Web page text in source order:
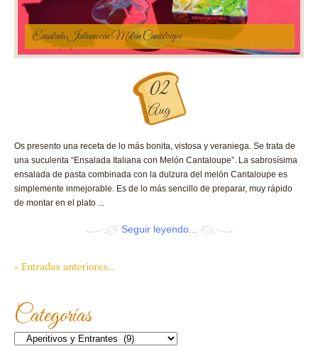
Ensalada Italiana con Melón Cantaloupe
02
Aug
Os presento una receta de lo más bonita, vistosa y veraniega. Se trata de
una suculenta “Ensalada Italiana con Melón Cantaloupe”. La sabrosísima
ensalada de pasta combinada con la dulzura del melón Cantaloupe es
simplemente inmejorable. Es de lo más sencillo de preparar, muy rápido
de montar en el plato ...
Seguir leyendo...
« Entradas anteriores...
Categorías